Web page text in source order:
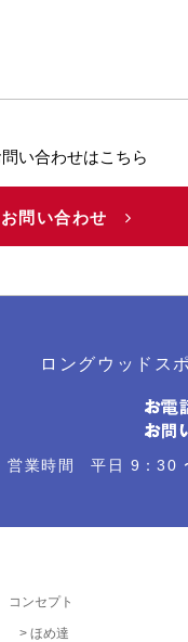
い合わせはこちら
お問い合わせ
ロングウッドス
営業時間 平日 9：30
コンセプト
ほめ達